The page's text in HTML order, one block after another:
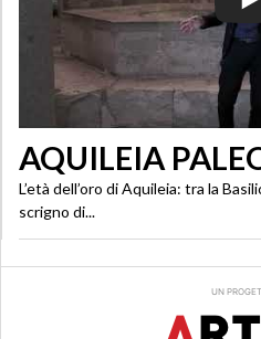
AQUILEIA
L’età dell’oro di Aquileia: tra la
scrigno di...
UN